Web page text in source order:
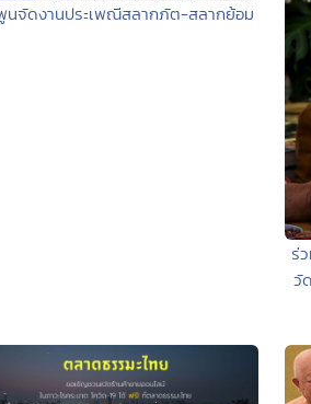
นจัดงานประเพณีสลากภัต-สลากย้อม
ร่
วั